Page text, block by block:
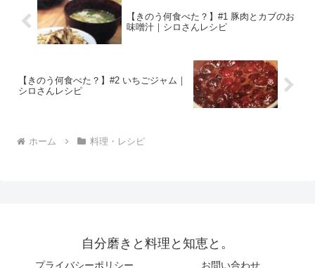
【きのう何食べた？】#1 豚肉とカブのお
味噌汁｜シロさんレシピ
【きのう何食べた？】#2 いちごジャム｜
シロさんレシピ
ホーム 料理・レシピ
自分磨きと料理と知恵と。
プライバシーポリシー お問い合わせ